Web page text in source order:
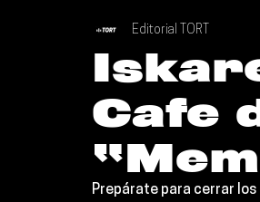
Si Te Gusta... Te Recomendamos A...
Poder Latino Que Descubrir Mejores de
Cafe
Editorial TORT
Prepárate para cerrar